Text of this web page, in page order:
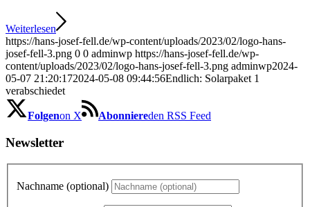
Weiterlesen
https://hans-josef-fell.de/wp-content/uploads/2023/02/logo-hans-
josef-fell-3.png 0 0 adminwp https://hans-josef-fell.de/wp-
content/uploads/2023/02/logo-hans-josef-fell-3.png adminwp2024-
05-07 21:20:172024-05-08 09:44:56Endlich: Solarpaket 1
verabschiedet
Folgenon X Abonniereden RSS Feed
Newsletter
Nachname (optional)